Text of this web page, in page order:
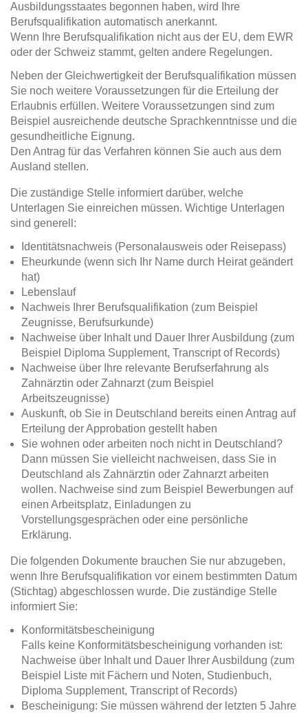
Ausbildungsstaates begonnen haben, wird Ihre
Berufsqualifikation automatisch anerkannt.
Wenn Ihre Berufsqualifikation nicht aus der EU, dem EWR
oder der Schweiz stammt, gelten andere Regelungen.
Neben der Gleichwertigkeit der Berufsqualifikation müssen
Sie noch weitere Voraussetzungen für die Erteilung der
Erlaubnis erfüllen. Weitere Voraussetzungen sind zum
Beispiel ausreichende deutsche Sprachkenntnisse und die
gesundheitliche Eignung.
Den Antrag für das Verfahren können Sie auch aus dem
Ausland stellen.
Die zuständige Stelle informiert darüber, welche
Unterlagen Sie einreichen müssen. Wichtige Unterlagen
sind generell:
Identitätsnachweis (Personalausweis oder Reisepass)
Eheurkunde (wenn sich Ihr Name durch Heirat geändert
hat)
Lebenslauf
Nachweis Ihrer Berufsqualifikation (zum Beispiel
Zeugnisse, Berufsurkunde)
Nachweise über Inhalt und Dauer Ihrer Ausbildung (zum
Beispiel Diploma Supplement, Transcript of Records)
Nachweise über Ihre relevante Berufserfahrung als
Zahnärztin oder Zahnarzt (zum Beispiel
Arbeitszeugnisse)
Auskunft, ob Sie in Deutschland bereits einen Antrag auf
Erteilung der Approbation gestellt haben
Sie wohnen oder arbeiten noch nicht in Deutschland?
Dann müssen Sie vielleicht nachweisen, dass Sie in
Deutschland als Zahnärztin oder Zahnarzt arbeiten
wollen. Nachweise sind zum Beispiel Bewerbungen auf
einen Arbeitsplatz, Einladungen zu
Vorstellungsgesprächen oder eine persönliche
Erklärung.
Die folgenden Dokumente brauchen Sie nur abzugeben,
wenn Ihre Berufsqualifikation vor einem bestimmten Datum
(Stichtag) abgeschlossen wurde. Die zuständige Stelle
informiert Sie:
Konformitätsbescheinigung
Falls keine Konformitätsbescheinigung vorhanden ist:
Nachweise über Inhalt und Dauer Ihrer Ausbildung (zum
Beispiel Liste mit Fächern und Noten, Studienbuch,
Diploma Supplement, Transcript of Records)
Bescheinigung: Sie müssen während der letzten 5 Jahre